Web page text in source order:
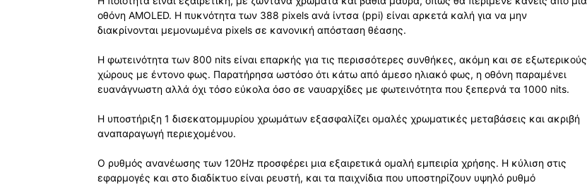
οθόνη AMOLED. Η πυκνότητα των 388 pixels ανά ίντσα (ppi) είναι αρκετά καλή για να μην
διακρίνονται μεμονωμένα pixels σε κανονική απόσταση θέασης.
Η φωτεινότητα των 800 nits είναι επαρκής για τις περισσότερες συνθήκες, ακόμη και σε εξωτερικούς
χώρους με έντονο φως. Παρατήρησα ωστόσο ότι κάτω από άμεσο ηλιακό φως, η οθόνη παραμένει
ευανάγνωστη αλλά όχι τόσο εύκολα όσο σε ναυαρχίδες με φωτεινότητα που ξεπερνά τα 1000 nits.
Η υποστήριξη 1 δισεκατομμυρίου χρωμάτων εξασφαλίζει ομαλές χρωματικές μεταβάσεις και ακριβή
αναπαραγωγή περιεχομένου.
Ο ρυθμός ανανέωσης των 120Hz προσφέρει μια εξαιρετικά ομαλή εμπειρία χρήσης. Η κύλιση στις
εφαρμογές και στο διαδίκτυο είναι ρευστή, και τα παιχνίδια που υποστηρίζουν υψηλό ρυθμό